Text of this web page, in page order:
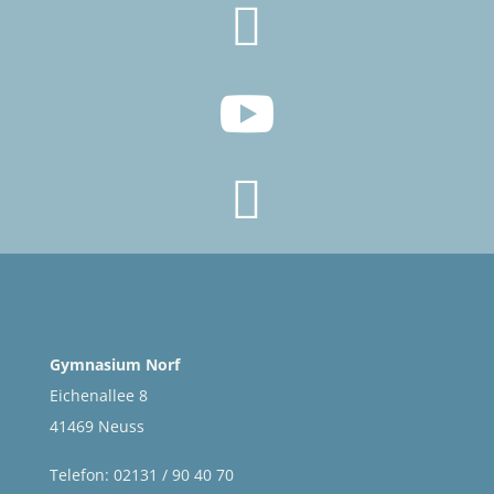



Gymnasium Norf
Eichenallee 8
41469 Neuss
Telefon: 02131 / 90 40 70